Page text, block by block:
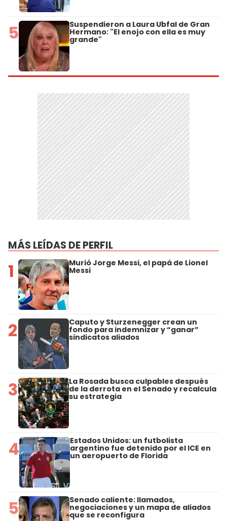
5 Suspendieron a Laura Ubfal de Gran
Hermano: "El enojo con ella es muy
grande"
MÁS LEÍDAS DE PERFIL
1 Murió Jorge Messi, el papá de Lionel
Messi
2 Caputo y Sturzenegger crean un
fondo para indemnizar y “ganar”
sindicatos aliados
3 La Rosada busca culpables después
de la derrota en el Senado y recalcula
su estrategia
4 Estados Unidos: un futbolista
argentino fue detenido por el ICE en
un aeropuerto de Florida
5 Senado caliente: llamados,
negociaciones y un mapa de aliados
que se reconfigura